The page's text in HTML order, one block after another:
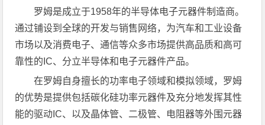
罗姆是成立于1958年的半导体电子元器件制造商。
通过铺设到全球的开发与销售网络，为汽车和工业设备
市场以及消费电子、通信等众多市场提供高品质和高可
靠性的IC、分立半导体和电子元器件产品。
在罗姆自身擅长的功率电子领域和模拟领域，罗姆
的优势是提供包括碳化硅功率元器件及充分地发挥其性
能的驱动IC、以及晶体管、二极管、电阻器等外围元器